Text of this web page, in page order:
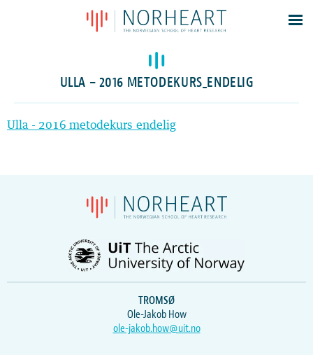
Latest news
Events
Members
Log In
ULLA – 2016 METODEKURS_ENDELIG
Ulla - 2016 metodekurs_endelig
TROMSØ
Ole-Jakob How
ole-jakob.how@uit.no